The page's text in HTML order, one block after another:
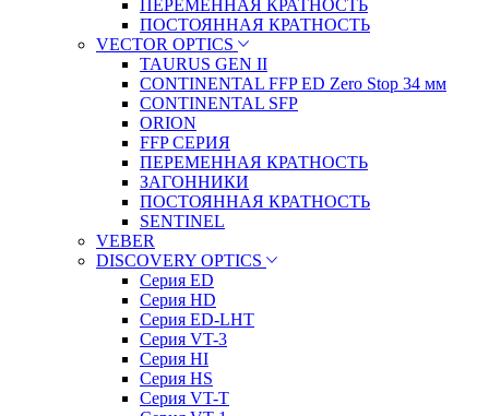
ПЕРЕМЕННАЯ КРАТНОСТЬ
ПОСТОЯННАЯ КРАТНОСТЬ
VECTOR OPTICS
TAURUS GEN II
CONTINENTAL FFP ED Zero Stop 34 мм
CONTINENTAL SFP
ORION
FFP СЕРИЯ
ПЕРЕМЕННАЯ КРАТНОСТЬ
ЗАГОННИКИ
ПОСТОЯННАЯ КРАТНОСТЬ
SENTINEL
VEBER
DISCOVERY OPTICS
Серия ED
Серия HD
Серия ED-LHT
Серия VT-3
Серия HI
Серия HS
Серия VT-T